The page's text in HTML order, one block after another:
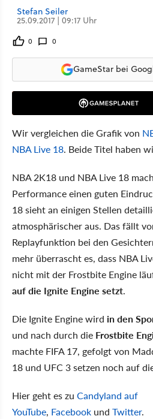
Stefan Seiler
25.09.2017 | 09:17 Uhr
0 0
GameStar bei
Wir vergleichen die Grafik von
NBA Live 18. Beide Titel haben
NBA 2K18 und NBA Live 18
Performance einen guten
18 sieht an einigen Stellen
atmosphärischer aus. Das fällt
Replayfunktion bei den
mehr überrascht es, dass NBA
nicht mit der Frostbite Engine
auf die Ignite Engine setzt.
Die Ignite Engine wird in den
und nach durch die Frostbite
machte FIFA 17, gefolgt von
18 und UFC 3 setzen noch auf
Hier geht es zu Candyland auf
YouTube, Facebook und Twitter.